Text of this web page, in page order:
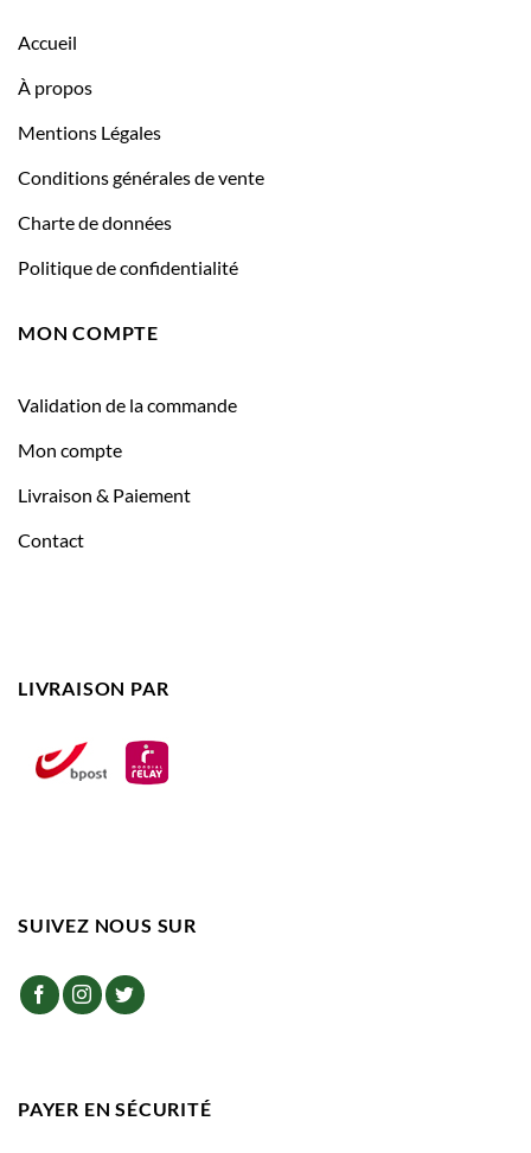
Accueil
À propos
Mentions Légales
Conditions générales de vente
Charte de données
Politique de confidentialité
MON COMPTE
Validation de la commande
Mon compte
Livraison & Paiement
Contact
LIVRAISON PAR
SUIVEZ NOUS SUR
PAYER EN SÉCURITÉ